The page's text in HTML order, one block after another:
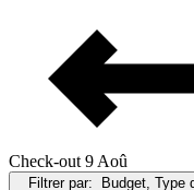
Check-out 9 Aoû
Filtrer par: Budget, Type